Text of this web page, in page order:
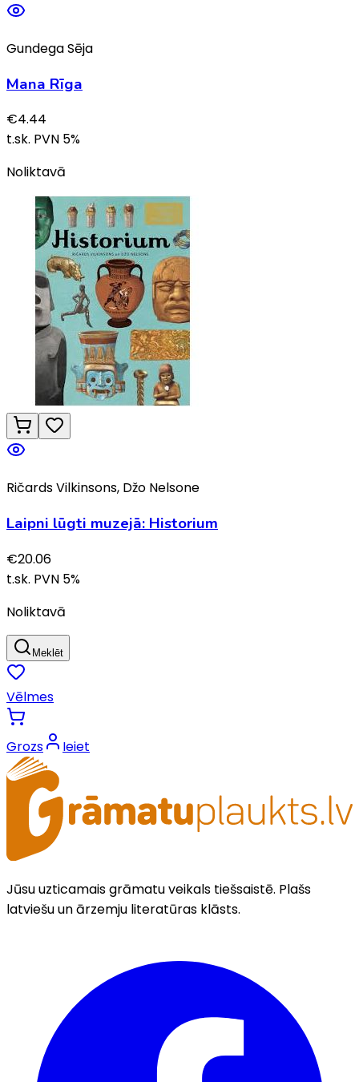
Gundega Sēja
Mana Rīga
€4.44
t.sk. PVN 5%
Noliktavā
Ričards Vilkinsons, Džo Nelsone
Laipni lūgti muzejā: Historium
€20.06
t.sk. PVN 5%
Noliktavā
Meklēt
Vēlmes
Grozs Ieiet
Jūsu uzticamais grāmatu veikals tiešsaistē. Plašs
latviešu un ārzemju literatūras klāsts.